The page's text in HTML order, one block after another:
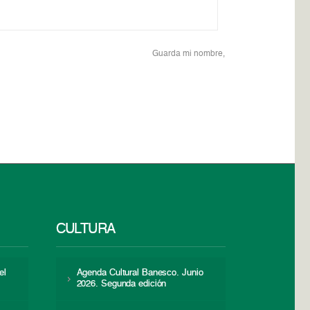
Guarda mi nombre,
CULTURA
Agenda Cultural Banesco. Junio
2026. Segunda edición